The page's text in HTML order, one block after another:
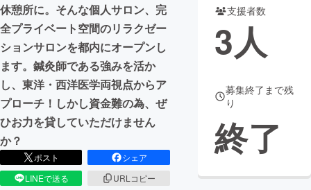
CAMPFIRE for Social Good
CAMPFIRE Creation
CAMPFIREふるさと納税machi-ya コミュニティ
休憩所に。そんな個人サロン、完
全プライベート空間のリラクゼー
ションサロンを都内にオープンし
ます。鍼灸師である強みを活か
し、東洋・西洋医学両視点からア
プローチ！しかし資金難の為、ぜ
ひお力を貸していただけません
か？
ポスト
シェア
LINEで送る
URLコピー
支援者数
3人
募集終了まで残
り
終了